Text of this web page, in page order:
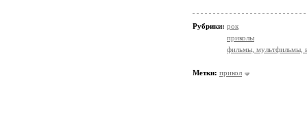
Рубрики: рок
приколы
фильмы, мультфильмы,
Метки: прикол